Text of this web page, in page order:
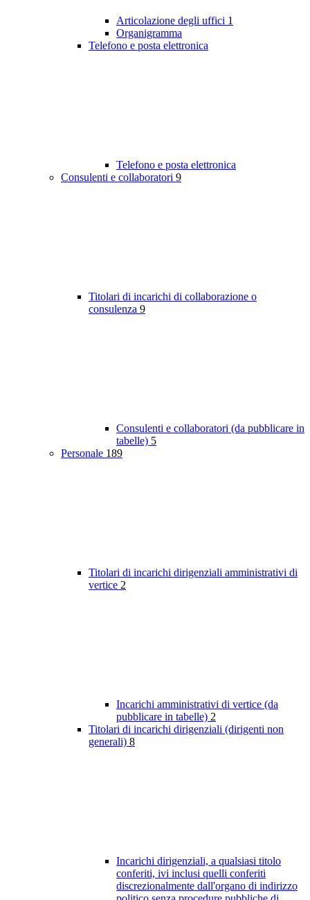
Articolazione degli uffici 1
Organigramma
Telefono e posta elettronica
Telefono e posta elettronica
Consulenti e collaboratori 9
Titolari di incarichi di collaborazione o
consulenza 9
Consulenti e collaboratori (da pubblicare in
tabelle) 5
Personale 189
Titolari di incarichi dirigenziali amministrativi di
vertice 2
Incarichi amministrativi di vertice (da
pubblicare in tabelle) 2
Titolari di incarichi dirigenziali (dirigenti non
generali) 8
Incarichi dirigenziali, a qualsiasi titolo
conferiti, ivi inclusi quelli conferiti
discrezionalmente dall'organo di indirizzo